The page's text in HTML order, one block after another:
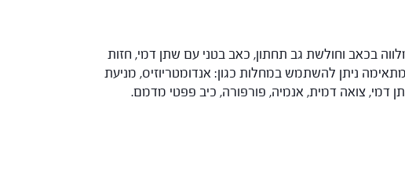
בכאב וחולשת גב תחתון, כאב בטני עם שתן דמי, חזות
ניתן להשתמש במחלות כגון: אנדומטריוזיס, מניעת
דמי, צואה דמית, אנמיה, פורפורה, כיב פפטי מדמם.